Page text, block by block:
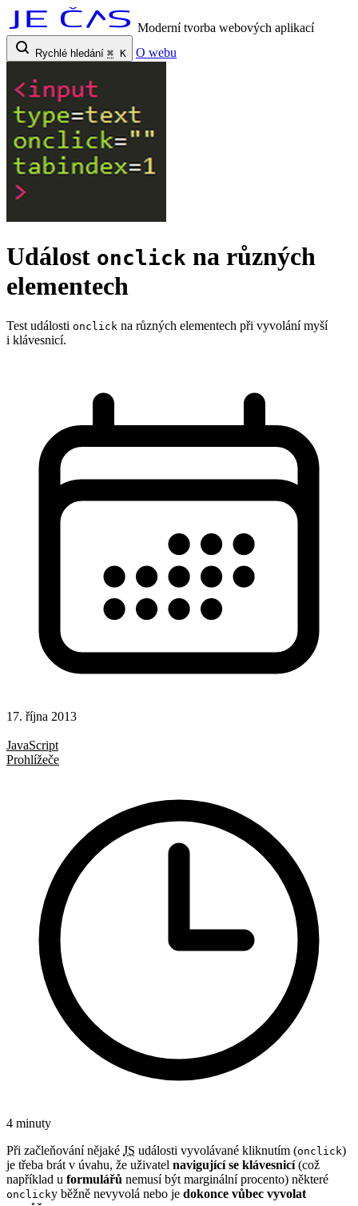
Moderní tvorba webových aplikací
Rychlé hledání ⌘ K O webu
Událost onclick na různých
elementech
Test události onclick na různých elementech při vyvolání myší
i klávesnicí.
17. října 2013
JavaScript
Prohlížeče
4 minuty
Při začleňování nějaké JS události vyvolávané kliknutím (onclick)
je třeba brát v úvahu, že uživatel navigující se klávesnicí(což
například u formulářů nemusí být marginální procento) některé
onclicky běžně nevyvolá nebo je dokonce vůbec vyvolat